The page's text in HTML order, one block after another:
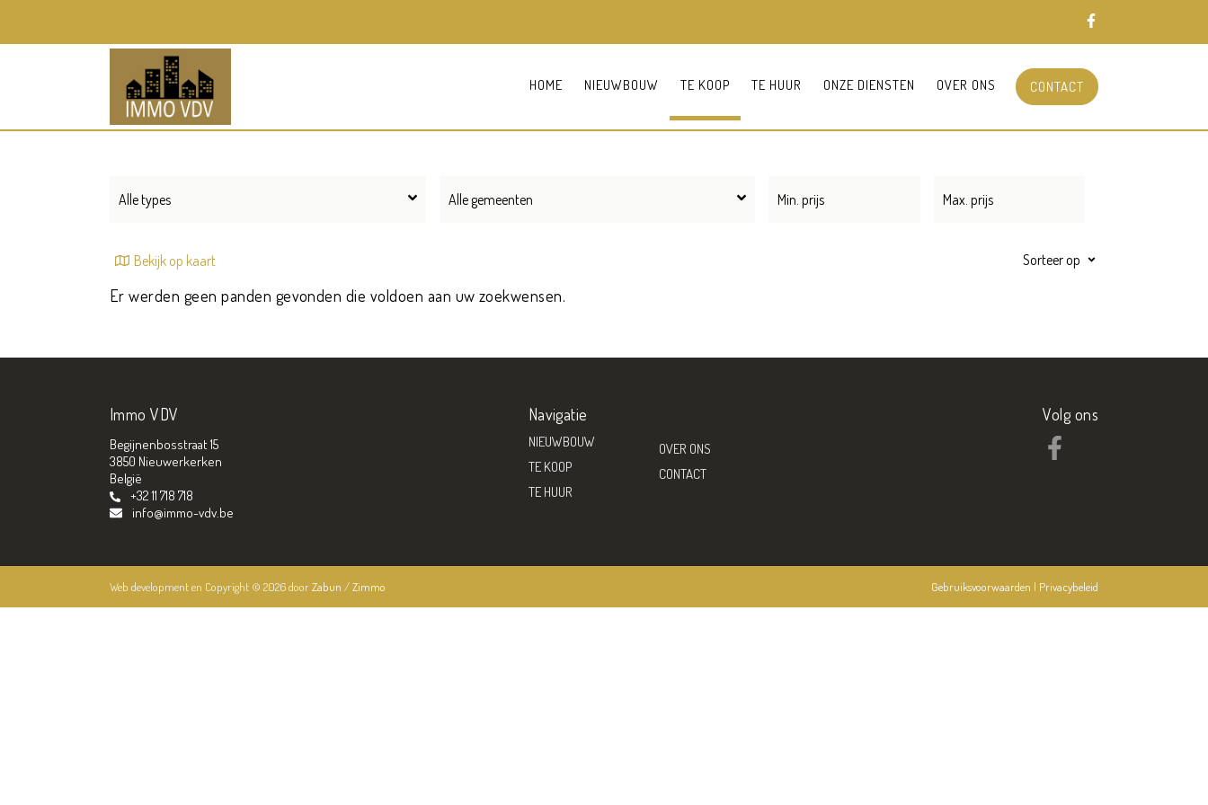
HOME NIEUWBOUW TE KOOP TE HUUR ONZE DIENSTEN OVER ONS CONTACT
Alle types Alle gemeenten
Bekijk op kaart Sorteer op
Er werden geen panden gevonden die voldoen aan uw zoekwensen.
Immo VDV
Begijnenbosstraat 15
3850 Nieuwerkerken
België
+32 11 718 718
info@immo-vdv.be
Navigatie
NIEUWBOUW
TE KOOP
TE HUUR
OVER ONS
CONTACT
Volg ons
Web development en Copyright © 2026 doorZabun /Zimmo Gebruiksvoorwaarden | Privacybeleid